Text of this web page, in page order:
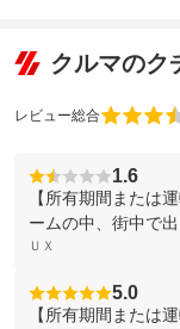
クルマのク
レビュー総合
1.6
【所有期間または
ームの中、街中で
ＵＸ
5.0
【所有期間または